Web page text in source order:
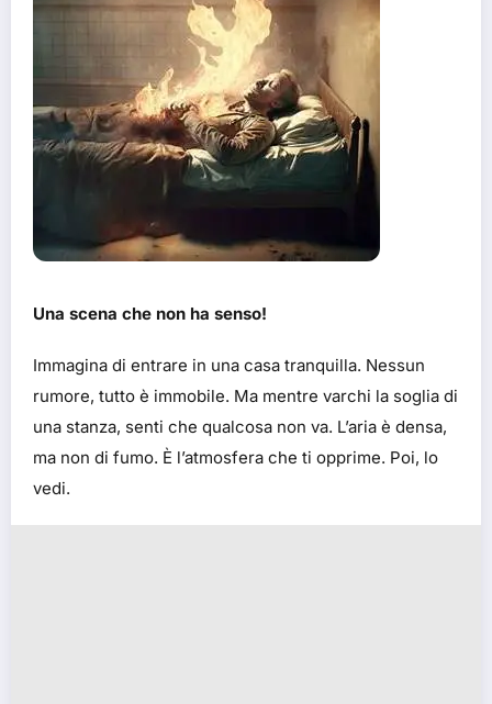
Una scena che non ha senso!
Immagina di entrare in una casa tranquilla. Nessun
rumore, tutto è immobile. Ma mentre varchi la soglia di
una stanza, senti che qualcosa non va. L’aria è densa,
ma non di fumo. È l’atmosfera che ti opprime. Poi, lo
vedi.